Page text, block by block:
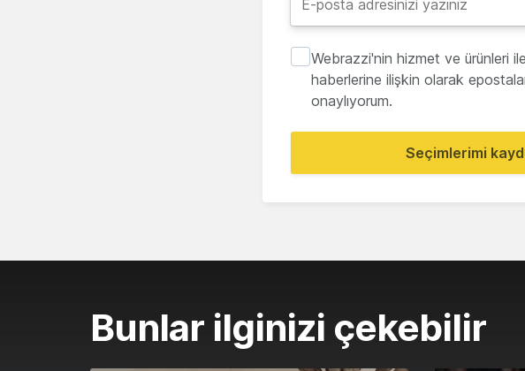
Webrazzi'nin hizmet ve ürünleri
haberlerine ilişkin olarak
onaylıyorum.
Seçimlerimi
Bunlar ilginizi çekebilir